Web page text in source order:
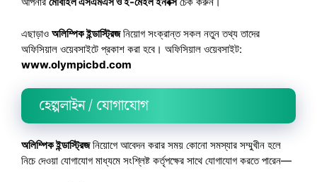
এছাড়াও অলিম্পিক ইন্ডাস্ট্রিজনিয়োগ সংক্রান্ত সকল নতুন তথ্য তাদের
অফিসিয়াল ওয়েবসাইটে প্রকাশ করা হবে। অফিসিয়াল ওয়েবসাইট:
www.olympicbd.com
হেল্পলাইন / যোগাযোগ
অলিম্পিক ইন্ডাস্ট্রিজনিয়োগে আবেদন করার সময় কোনো সমস্যার সম্মুখীন হলে
নিচে দেওয়া যোগাযোগ মাধ্যমে সংশ্লিষ্ট কর্তৃপক্ষের সাথে যোগাযোগ করতে পারেন—